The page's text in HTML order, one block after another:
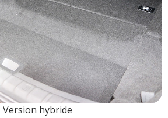
Version hybride